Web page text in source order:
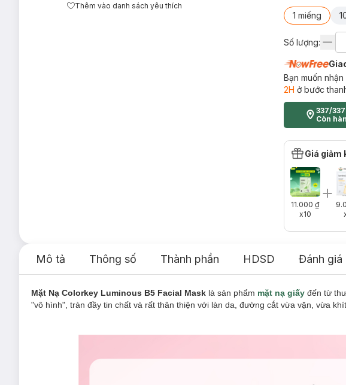
Thêm vào danh sách yêu thích
1 miếng
Số lượng:
Bạn muốn
2H ở bước
337/
Còn
Giá giảm
11.000 ₫
x10
Mô tả Thông số Thành phần HDSD Đánh giá
Mặt Nạ Colorkey Luminous B5 Facial Mask là sản phẩm mặt nạ giấy đến từ
"vô hình", tràn đầy tin chất và rất thân thiện với làn da, đường cắt vừa vặn, vừa